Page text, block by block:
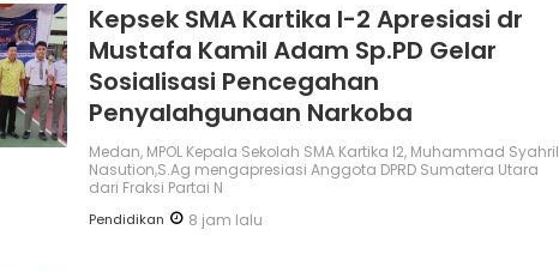
Kepsek SMA Kartika I-2 Apresiasi dr
Mustafa Kamil Adam Sp.PD Gelar
Sosialisasi Pencegahan
Penyalahgunaan Narkoba
Medan, MPOL Kepala Sekolah SMA Kartika I2, Muhammad Syahril
Nasution,S.Ag mengapresiasi Anggota DPRD Sumatera Utara
dari Fraksi Partai N
Pendidikan 8 jam lalu